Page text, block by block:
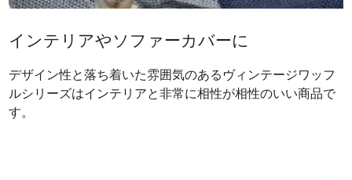
インテリアやソファーカバーに
デザイン性と落ち着いた雰囲気のあるヴィンテージワッフ
ルシリーズはインテリアと非常に相性が相性のいい商品で
す。